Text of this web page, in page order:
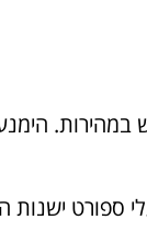
במהירות.
ספורט ישנות